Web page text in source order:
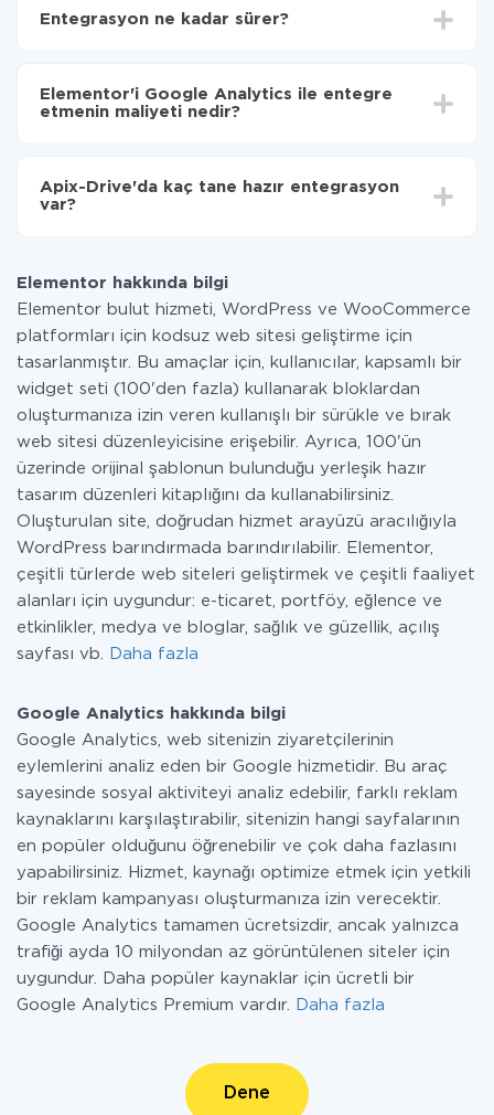
aktarılacağını seçin
Analytics'ye aktarılacaktır.
Entegrasyon ne kadar sürer?
olarak, 10-15 dakika sürer.
Elementor'i Google Analytics ile entegre
etmenin maliyeti nedir?
Hizmetimiz aracılığıyla yalnızca bir sisteminizden
diğerine aktarılan veri miktarı için ödeme yaparsınız.
Apix-Drive'da kaç tane hazır entegrasyon
var?
Elementor hakkında bilgi
Elementor bulut hizmeti, WordPress ve WooCommerce
platformları için kodsuz web sitesi geliştirme için
tasarlanmıştır. Bu amaçlar için, kullanıcılar, kapsamlı bir
widget seti (100'den fazla) kullanarak bloklardan
oluşturmanıza izin veren kullanışlı bir sürükle ve bırak
web sitesi düzenleyicisine erişebilir. Ayrıca, 100'ün
üzerinde orijinal şablonun bulunduğu yerleşik hazır
tasarım düzenleri kitaplığını da kullanabilirsiniz.
Oluşturulan site, doğrudan hizmet arayüzü aracılığıyla
WordPress barındırmada barındırılabilir. Elementor,
çeşitli türlerde web siteleri geliştirmek ve çeşitli faaliyet
alanları için uygundur: e-ticaret, portföy, eğlence ve
etkinlikler, medya ve bloglar, sağlık ve güzellik, açılış
sayfası vb.
Daha fazla
Google Analytics hakkında bilgi
Google Analytics, web sitenizin ziyaretçilerinin
eylemlerini analiz eden bir Google hizmetidir. Bu araç
sayesinde sosyal aktiviteyi analiz edebilir, farklı reklam
kaynaklarını karşılaştırabilir, sitenizin hangi sayfalarının
en popüler olduğunu öğrenebilir ve çok daha fazlasını
yapabilirsiniz. Hizmet, kaynağı optimize etmek için yetkili
bir reklam kampanyası oluşturmanıza izin verecektir.
Google Analytics tamamen ücretsizdir, ancak yalnızca
trafiği ayda 10 milyondan az görüntülenen siteler için
uygundur. Daha popüler kaynaklar için ücretli bir
Google Analytics Premium vardır.
Daha fazla
Dene